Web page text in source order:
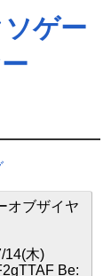
ソゲー
オブザイヤ
14(木)
Be: